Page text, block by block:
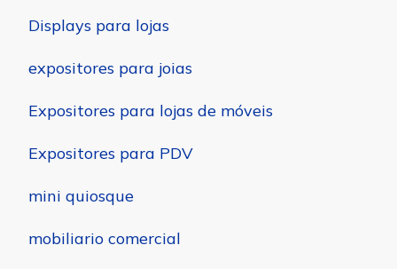
Displays para lojas
expositores para joias
Expositores para lojas de móveis
Expositores para PDV
mini quiosque
mobiliario comercial